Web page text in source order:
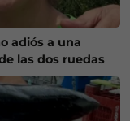
adiós a una
las dos ruedas